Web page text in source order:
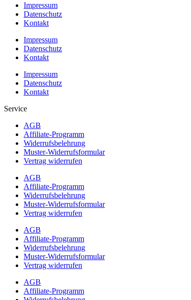
Impressum
Datenschutz
Kontakt
Impressum
Datenschutz
Kontakt
Impressum
Datenschutz
Kontakt
Service
AGB
Affiliate-Programm
Widerrufsbelehrung
Muster-Widerrufsformular
Vertrag widerrufen
AGB
Affiliate-Programm
Widerrufsbelehrung
Muster-Widerrufsformular
Vertrag widerrufen
AGB
Affiliate-Programm
Widerrufsbelehrung
Muster-Widerrufsformular
Vertrag widerrufen
AGB
Affiliate-Programm